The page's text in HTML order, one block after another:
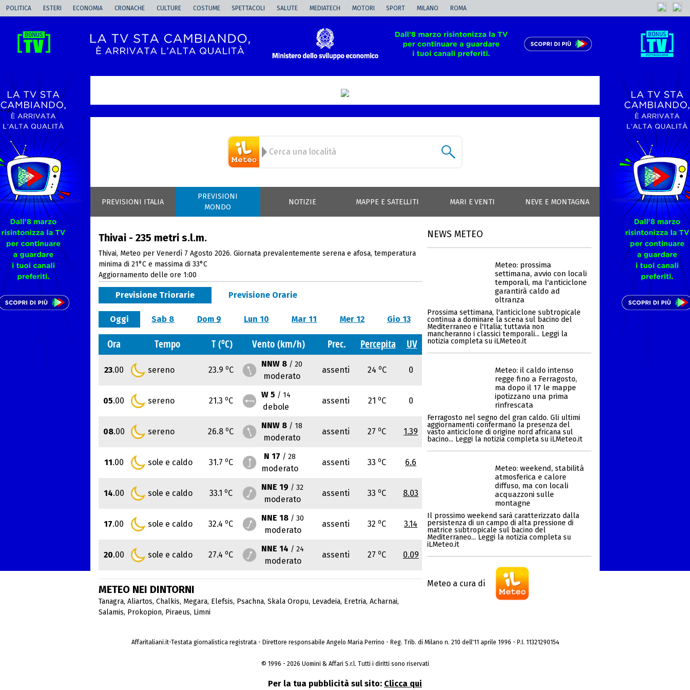
POLITICA ESTERI ECONOMIA CRONACHE CULTURE COSTUME SPETTACOLI SALUTE MEDIATECH MOTORI SPORT MILANO ROMA
-->
PREVISIONI ITALIA
PREVISIONI
MONDO
NOTIZIE MAPPE E SATELLITI MARI E VENTI NEVE E MONTAGNA
Thivai - 235 metri s.l.m.
Thivai, Meteo per Venerdì 7 Agosto 2026. Giornata prevalentemente serena e afosa, temperatura
minima di 21°C e massima di 33°C
Aggiornamento delle ore 1:00
Previsione Triorarie Previsione Orarie
Oggi Sab 8 Dom 9 Lun 10 Mar 11 Mer 12 Gio 13
Ora Tempo T (oC) Vento (km/h) Prec. Percepita UV
23.00 sereno 23.9 oC
NNW 8 / 20
moderato
assenti 24 oC 0
05.00 sereno 21.3 oC
W 5 / 14
debole
assenti 21 oC 0
08.00 sereno 26.8 oC
NNW 8 / 18
moderato
assenti 27 oC 1.39
11.00 sole e caldo 31.7 oC
N 17 / 28
moderato
assenti 33 oC 6.6
14.00 sole e caldo 33.1 oC
NNE 19 / 32
moderato
assenti 33 oC 8.03
17.00 sole e caldo 32.4 oC
NNE 18 / 30
moderato
assenti 32 oC 3.14
20.00 sole e caldo 27.4 oC
NNE 14 / 24
moderato
assenti 27 oC 0.09
METEO NEI DINTORNI
Tanagra, Aliartos, Chalkis, Megara, Elefsis, Psachna, Skala Oropu, Levadeia, Eretria, Acharnai,
Salamis, Prokopion, Piraeus, Limni
NEWS METEO
Meteo: prossima
settimana, avvio con locali
temporali, ma l'anticiclone
garantirà caldo ad
oltranza
Prossima settimana, l'anticiclone subtropicale
continua a dominare la scena sul bacino del
Mediterraneo e l'Italia; tuttavia non
mancheranno i classici temporali... Leggi la
notizia completa su iLMeteo.it
Meteo: il caldo intenso
regge fino a Ferragosto,
ma dopo il 17 le mappe
ipotizzano una prima
rinfrescata
Ferragosto nel segno del gran caldo. Gli ultimi
aggiornamenti confermano la presenza del
vasto anticiclone di origine nord africana sul
bacino... Leggi la notizia completa su iLMeteo.it
Meteo: weekend, stabilità
atmosferica e calore
diffuso, ma con locali
acquazzoni sulle
montagne
Il prossimo weekend sarà caratterizzato dalla
persistenza di un campo di alta pressione di
matrice subtropicale sul bacino del
Mediterraneo... Leggi la notizia completa su
iLMeteo.it
Meteo a cura di
Affaritaliani.it-Testata giornalistica registrata - Direttore responsabile Angelo Maria Perrino - Reg. Trib. di Milano n. 210 dell'11 aprile 1996 - P.I. 11321290154
© 1996 - 2026 Uomini & Affari S.r.l. Tutti i diritti sono riservati
Per la tua pubblicità sul sito: Clicca qui